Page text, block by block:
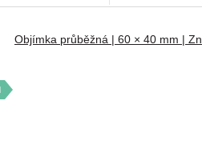
Objímka průběžná | 60 × 40 mm | Zn